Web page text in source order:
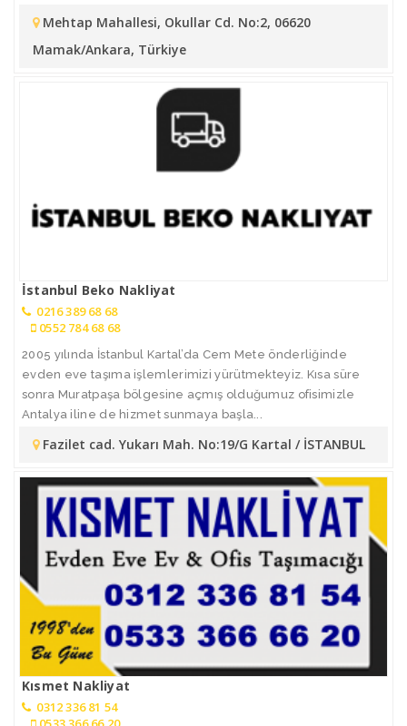
Mehtap Mahallesi, Okullar Cd. No:2, 06620
Mamak/Ankara, Türkiye
İstanbul Beko Nakliyat
0216 389 68 68
0552 784 68 68
2005 yılında İstanbul Kartal’da Cem Mete önderliğinde
evden eve taşıma işlemlerimizi yürütmekteyiz. Kısa süre
sonra Muratpaşa bölgesine açmış olduğumuz ofisimizle
Antalya iline de hizmet sunmaya başla...
Fazilet cad. Yukarı Mah. No:19/G Kartal / İSTANBUL
Kısmet Nakliyat
0312 336 81 54